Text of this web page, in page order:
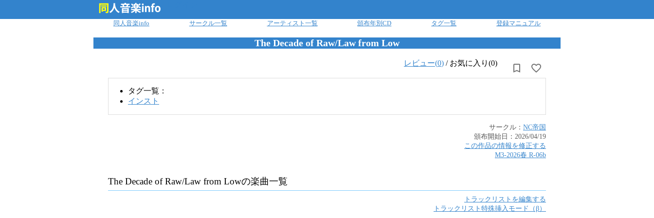
同人音楽info サークル一覧 アーティスト一覧 頒布年別CD タグ一覧 登録マニュアル
The Decade of Raw/Law from Low
レビュー(0) / お気に入り(0)
タグ一覧：
インスト
サークル： NC帝国
頒布開始日： 2026/04/19
この作品の情報を修正する
M3-2026春 R-06b
The Decade of Raw/Law from Lowの楽曲一覧
トラックリストを編集する
トラックリスト特殊挿入モード（β）